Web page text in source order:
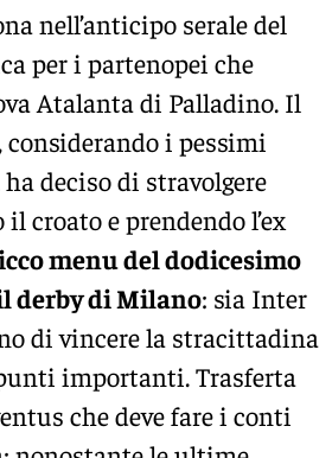
nell’anticipo serale del
per i partenopei che
Atalanta di Palladino. Il
considerando i pessimi
deciso di stravolgere
croato e prendendo l’ex
menu del dodicesimo
derby di Milano: sia Inter
di vincere la stracittadina
importanti. Trasferta
che deve fare i conti